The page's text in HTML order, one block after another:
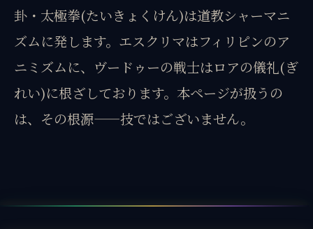
卦・太極拳(たいきょくけん)は道教シャーマニ
ズムに発します。エスクリマはフィリピンのア
ニミズムに、ヴードゥーの戦士はロアの儀礼(ぎ
れい)に根ざしております。本ページが扱うの
は、その根源——技ではございません。